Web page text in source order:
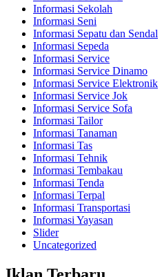
Informasi Sekolah
Informasi Seni
Informasi Sepatu dan Sendal
Informasi Sepeda
Informasi Service
Informasi Service Dinamo
Informasi Service Elektronik
Informasi Service Jok
Informasi Service Sofa
Informasi Tailor
Informasi Tanaman
Informasi Tas
Informasi Tehnik
Informasi Tembakau
Informasi Tenda
Informasi Terpal
Informasi Transportasi
Informasi Yayasan
Slider
Uncategorized